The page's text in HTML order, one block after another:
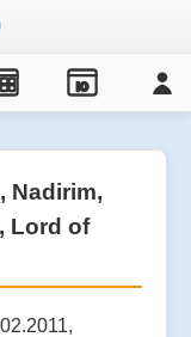
IO
Nadirim,
Lord of